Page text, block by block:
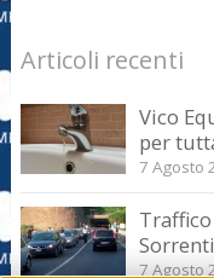
Articoli recenti
Vico
per
7 Agosto
7 Agosto